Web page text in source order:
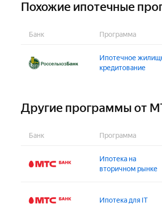
Похожие ипотечные
Банк Программа
Ипотечное
кредитование
100 000 – 60
от 21 года
до 75 лет
Другие программы от
Банк Программа
Ипотека на
вторичном рынке
Сумма:
Ипотека для IT